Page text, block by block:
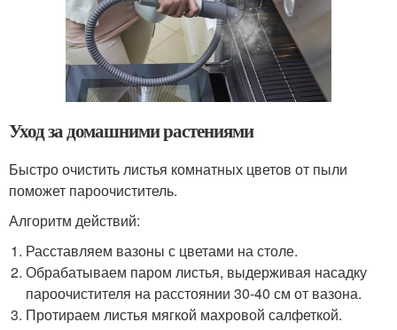
Уход за домашними растениями
Быстро очистить листья комнатных цветов от пыли
поможет пароочиститель.
Алгоритм действий:
Расставляем вазоны с цветами на столе.
Обрабатываем паром листья, выдерживая насадку
пароочистителя на расстоянии 30-40 см от вазона.
Протираем листья мягкой махровой салфеткой.